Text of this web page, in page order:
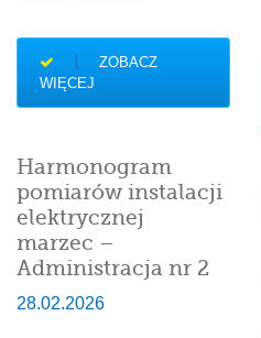
ZOBACZ
WIĘCEJ
Harmonogram
pomiarów instalacji
elektrycznej
marzec –
Administracja nr 2
28.02.2026